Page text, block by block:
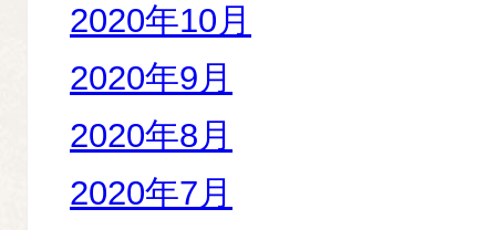
2020年10月
2020年9月
2020年8月
2020年7月